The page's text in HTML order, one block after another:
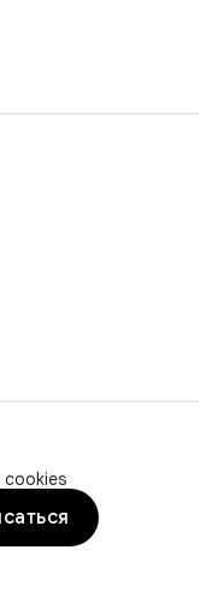
cookies